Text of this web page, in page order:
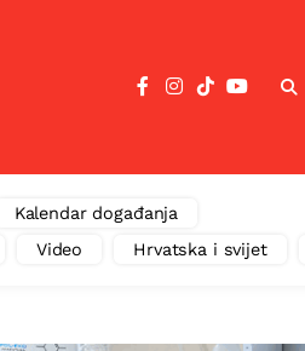
Kalendar događanja
Video Hrvatska i svijet